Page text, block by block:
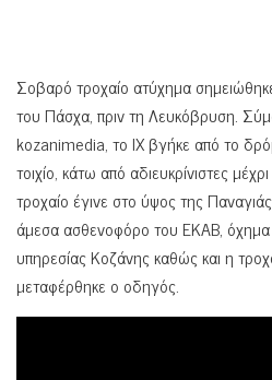
Σοβαρό τροχαίο ατύχημα
του Πάσχα, πριν τη Λευκόβρυση.
kozanimedia, το ΙΧ βγήκε από το
τοιχίο, κάτω από αδιευκρίνιστες
τροχαίο έγινε στο ύψος της
άμεσα ασθενοφόρο του ΕΚΑΒ, όχημα
υπηρεσίας Κοζάνης καθώς και η
μεταφέρθηκε ο οδηγός.